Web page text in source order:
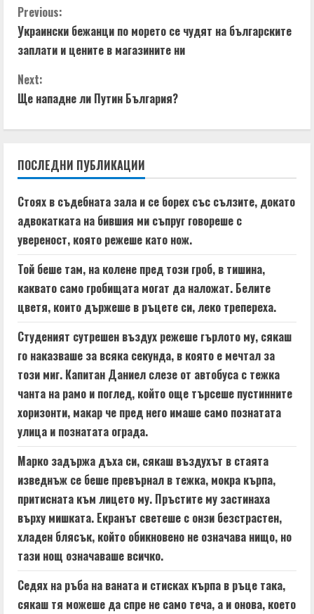
C
o
n
t
i
n
u
e
R
e
a
d
i
n
g
Previous:
Украински бежанци по морето се чудят на българските
заплати и цените в магазините ни
Next:
Ще нападне ли Путин България?
ПОСЛЕДНИ ПУБЛИКАЦИИ
Стоях в съдебната зала и се борех със сълзите, докато
адвокатката на бившия ми съпруг говореше с
увереност, която режеше като нож.
Той беше там, на колене пред този гроб, в тишина,
каквато само гробищата могат да наложат. Белите
цветя, които държеше в ръцете си, леко трепереха.
Студеният сутрешен въздух режеше гърлото му, сякаш
го наказваше за всяка секунда, в която е мечтал за
този миг. Капитан Даниел слезе от автобуса с тежка
чанта на рамо и поглед, който още търсеше пустинните
хоризонти, макар че пред него имаше само познатата
улица и познатата ограда.
Марко задържа дъха си, сякаш въздухът в стаята
изведнъж се беше превърнал в тежка, мокра кърпа,
притисната към лицето му. Пръстите му застинаха
върху мишката. Екранът светеше с онзи безстрастен,
хладен блясък, който обикновено не означава нищо, но
тази нощ означаваше всичко.
Седях на ръба на ваната и стисках кърпа в ръце така,
сякаш тя можеше да спре не само теча, а и онова, което